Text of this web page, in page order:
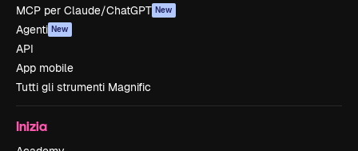
MCP per Claude/ChatGPT New
Agenti New
API
App mobile
Tutti gli strumenti Magnific
Inizia